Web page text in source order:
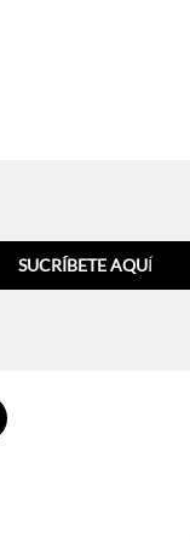
SUCRÍBETE AQUÍ